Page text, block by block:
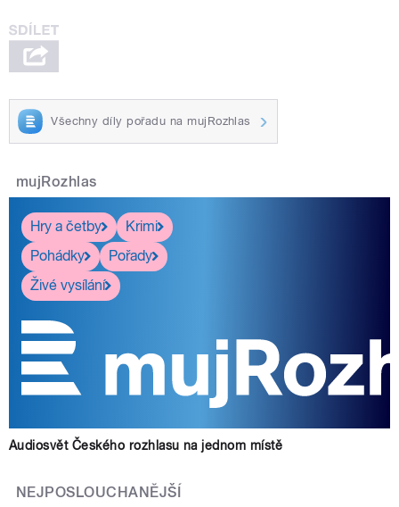
Všechny díly pořadu na mujRozhlas
mujRozhlas
Hry a četby
Krimi
Pohádky
Pořady
Živé vysílání
Audiosvět Českého rozhlasu na jednom místě
NEJPOSLOUCHANĚJŠÍ